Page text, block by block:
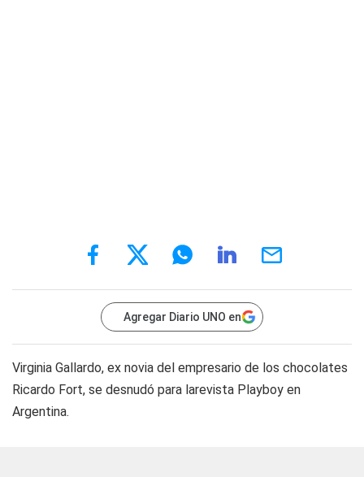
Agregar Diario UNO en
Virginia Gallardo, ex novia del empresario de los chocolates
Ricardo Fort, se desnudó para larevista Playboy en
Argentina.